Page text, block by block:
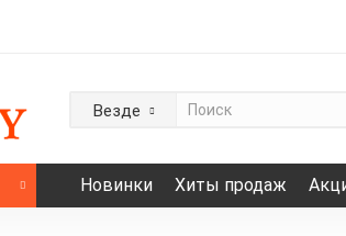
Везде
Новинки Хиты продаж